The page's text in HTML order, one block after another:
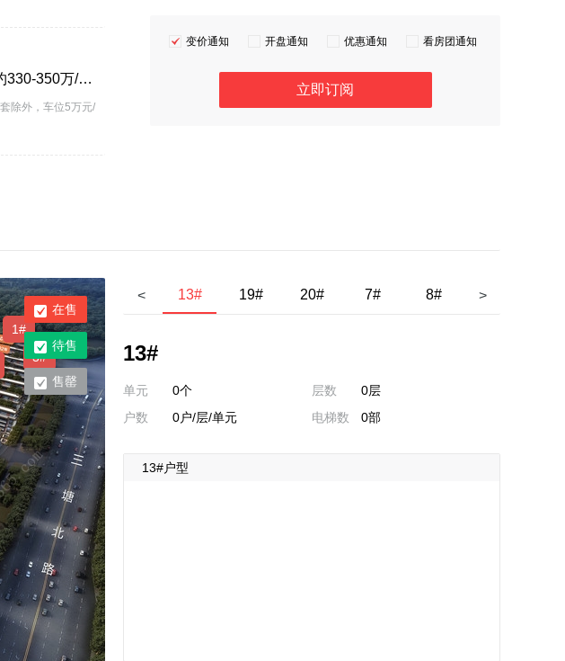
联发臻境建面约140/199㎡合院现房在售。其中140㎡ 总价约230-250万/套；199㎡ 总价约330-350万/套起，大花园边套除外，车位5万元/个。
除外，车位5万元/
变价通知 开盘通知 优惠通知 看房团通知
1#
3#
在售
待售
售罄
13# 19# 20# 7# 8#
< >
13#
单元 0个 层数
0层
户数
0户/层/单元 电梯数 0部
13#户型